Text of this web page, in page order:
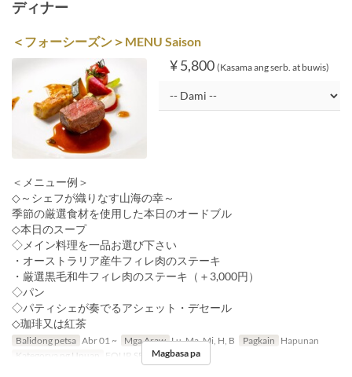
ディナー
＜フォーシーズン＞MENU Saison
¥ 5,800 (Kasama ang serb. at buwis)
＜メニュー例＞
◇～シェフが織りなす山海の幸～
季節の厳選食材を使用した本日のオードブル
◇本日のスープ
◇メイン料理を一品お選び下さい
・オーストラリア産牛フィレ肉のステーキ
・厳選黒毛和牛フィレ肉のステーキ（＋3,000円）
◇パン
◇パティシェが奏でるアシェット・デセール
◇珈琲又は紅茶
Balidong petsa Abr 01 ~ Mga Araw Lu, Ma, Mi, H, B Pagkain Hapunan
Kategorya ng Upuan
FOUR SEASONMagbasa pa